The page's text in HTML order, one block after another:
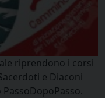
riprendono i corsi
e Diaconi